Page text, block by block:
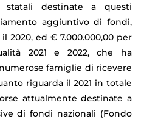
statali destinate a questi
aggiuntivo di fondi,
2020, ed € 7.000.000,00 per
2021 e 2022, che ha
famiglie di ricevere
riguarda il 2021 in totale
attualmente destinate a
di fondi nazionali (Fondo